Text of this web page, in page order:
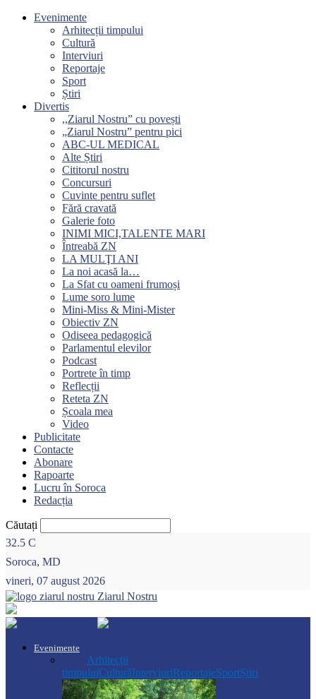
Evenimente
Arhitecții timpului
Cultură
Interviuri
Reportaje
Sport
Știri
Divertis
,,Ziarul Nostru” cu povești
„Ziarul Nostru” pentru pici
ABC-UL MEDICAL
Alte Știri
Cititorul nostru
Concursuri
Cuvinte pentru suflet
Fără cravată
Galerie foto
INIMI MICI,TALENTE MARI
Întreabă ZN
LA MULŢI ANI
La noi acasă la…
La Sfat cu oameni frumoși
Lume soro lume
Mini-Miss & Mini-Mister
Obiectiv ZN
Odiseea pedagogică
Parlamentul elevilor
Podcast
Portrete în timp
Reflecții
Reteta ZN
Școala mea
Video
Publicitate
Contacte
Abonare
Rapoarte
Lucru în Soroca
Redacția
Căutați
32.5 C
Soroca, MD
vineri, 07 august 2026
Ziarul Nostru
Evenimente
Arhitecții
timpuluiCulturăInterviuriReportajeSportȘtiri